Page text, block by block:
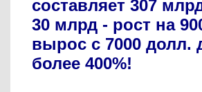
составляет 307
30 млрд - рост на
вырос с 7000 долл.
более 400%!